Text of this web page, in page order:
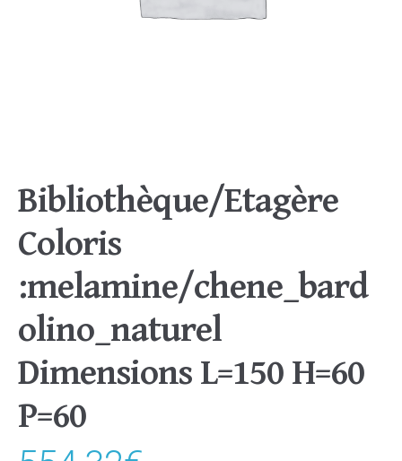
Bibliothèque/Etagère
Coloris
:melamine/chene_bard
olino_naturel
Dimensions L=150 H=60
P=60